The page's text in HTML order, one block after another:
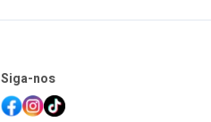
Siga-nos